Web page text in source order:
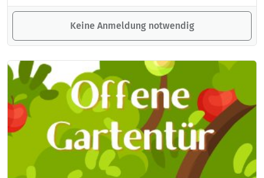
Keine Anmeldung notwendig